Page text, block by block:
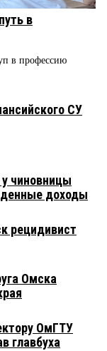
в
в профессию
СУ
чиновницы
доходы
рецидивист
Омска
ОмГТУ
главбуха